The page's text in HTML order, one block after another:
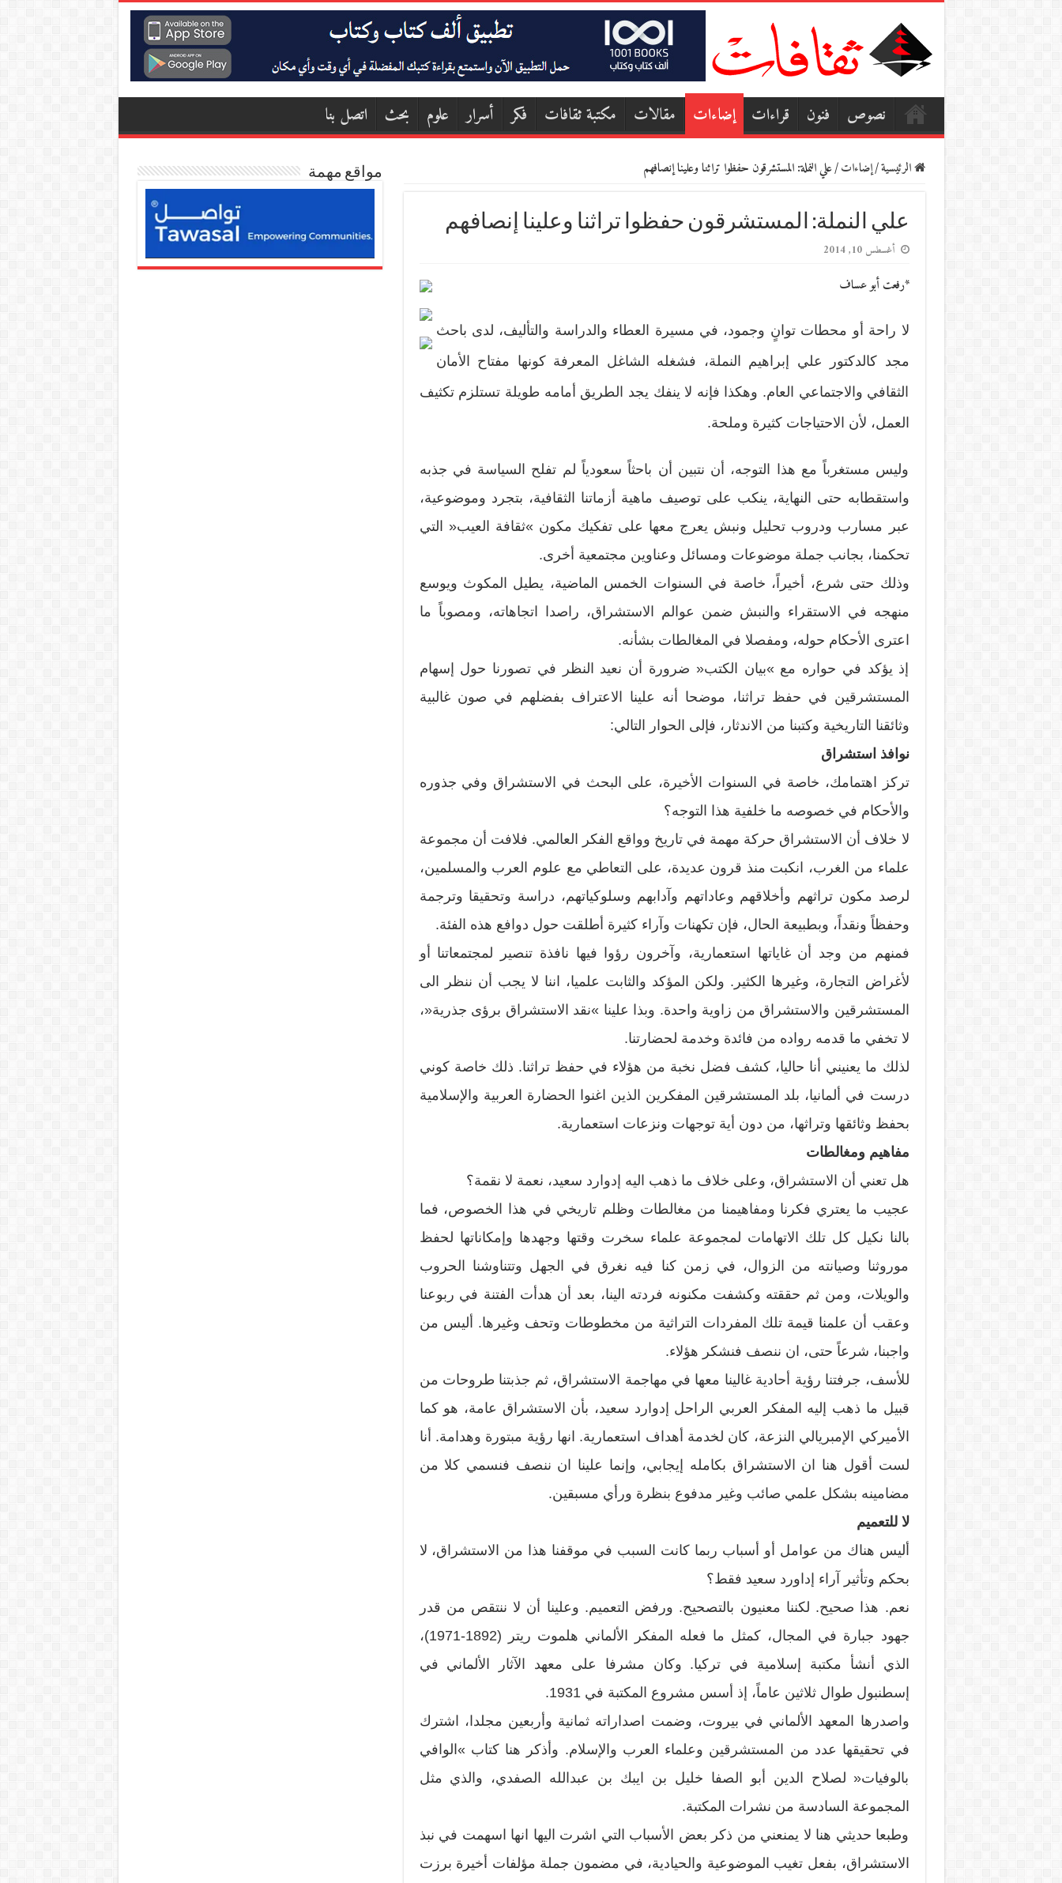
نصوص فنون قراءات إضاءات مقالات مكتبة ثقافات فكر أسرار علوم بحث اتصل بنا
الرئيسية/إضاءات/علي النملة: المستشرقون حفظوا تراثنا وعلينا إنصافهم
علي النملة: المستشرقون حفظوا تراثنا وعلينا إنصافهم
أغسطس 10, 2014
*رفعت أبو عساف
لا راحة أو محطات توانٍ وجمود، في مسيرة العطاء والدراسة والتأليف، لدى باحث
مجد كالدكتور علي إبراهيم النملة، فشغله الشاغل المعرفة كونها مفتاح الأمان
الثقافي والاجتماعي العام. وهكذا فإنه لا ينفك يجد الطريق أمامه طويلة تستلزم تكثيف
العمل، لأن الاحتياجات كثيرة وملحة.
وليس مستغرباً مع هذا التوجه، أن نتبين أن باحثاً سعودياً لم تفلح السياسة في جذبه
واستقطابه حتى النهاية، ينكب على توصيف ماهية أزماتنا الثقافية، بتجرد وموضوعية،
عبر مسارب ودروب تحليل ونبش يعرج معها على تفكيك مكون »ثقافة العيب« التي
تحكمنا، بجانب جملة موضوعات ومسائل وعناوين مجتمعية أخرى.
وذلك حتى شرع، أخيراً، خاصة في السنوات الخمس الماضية، يطيل المكوث ويوسع
منهجه في الاستقراء والنبش ضمن عوالم الاستشراق، راصدا اتجاهاته، ومصوباً ما
اعترى الأحكام حوله، ومفصلا في المغالطات بشأنه.
إذ يؤكد في حواره مع »بيان الكتب« ضرورة أن نعيد النظر في تصورنا حول إسهام
المستشرقين في حفظ تراثنا، موضحا أنه علينا الاعتراف بفضلهم في صون غالبية
وثائقنا التاريخية وكتبنا من الاندثار، فإلى الحوار التالي:
نوافذ استشراق
تركز اهتمامك، خاصة في السنوات الأخيرة، على البحث في الاستشراق وفي جذوره
والأحكام في خصوصه ما خلفية هذا التوجه؟
لا خلاف أن الاستشراق حركة مهمة في تاريخ وواقع الفكر العالمي. فلافت أن مجموعة
علماء من الغرب، انكبت منذ قرون عديدة، على التعاطي مع علوم العرب والمسلمين،
لرصد مكون تراثهم وأخلاقهم وعاداتهم وآدابهم وسلوكياتهم، دراسة وتحقيقا وترجمة
وحفظاً ونقداً، وبطبيعة الحال، فإن تكهنات وآراء كثيرة أطلقت حول دوافع هذه الفئة.
فمنهم من وجد أن غاياتها استعمارية، وآخرون رؤوا فيها نافذة تنصير لمجتمعاتنا أو
لأغراض التجارة، وغيرها الكثير. ولكن المؤكد والثابت علميا، اننا لا يجب أن ننظر الى
المستشرقين والاستشراق من زاوية واحدة. وبذا علينا »نقد الاستشراق برؤى جذرية«،
لا تخفي ما قدمه رواده من فائدة وخدمة لحضارتنا.
لذلك ما يعنيني أنا حاليا، كشف فضل نخبة من هؤلاء في حفظ تراثنا. ذلك خاصة كوني
درست في ألمانيا، بلد المستشرقين المفكرين الذين اغنوا الحضارة العربية والإسلامية
بحفظ وثائقها وتراثها، من دون أية توجهات ونزعات استعمارية.
مفاهيم ومغالطات
هل تعني أن الاستشراق، وعلى خلاف ما ذهب اليه إدوارد سعيد، نعمة لا نقمة؟
عجيب ما يعتري فكرنا ومفاهيمنا من مغالطات وظلم تاريخي في هذا الخصوص، فما
بالنا نكيل كل تلك الاتهامات لمجموعة علماء سخرت وقتها وجهدها وإمكاناتها لحفظ
موروثنا وصيانته من الزوال، في زمن كنا فيه نغرق في الجهل وتتناوشنا الحروب
والويلات، ومن ثم حققته وكشفت مكنونه فردته الينا، بعد أن هدأت الفتنة في ربوعنا
وعقب أن علمنا قيمة تلك المفردات التراثية من مخطوطات وتحف وغيرها. أليس من
واجبنا، شرعاً حتى، ان ننصف فنشكر هؤلاء.
للأسف، جرفتنا رؤية أحادية غالينا معها في مهاجمة الاستشراق، ثم جذبتنا طروحات من
قبيل ما ذهب إليه المفكر العربي الراحل إدوارد سعيد، بأن الاستشراق عامة، هو كما
الأميركي الإمبريالي النزعة، كان لخدمة أهداف استعمارية. انها رؤية مبتورة وهدامة. أنا
لست أقول هنا ان الاستشراق بكامله إيجابي، وإنما علينا ان ننصف فنسمي كلا من
مضامينه بشكل علمي صائب وغير مدفوع بنظرة ورأي مسبقين.
لا للتعميم
أليس هناك من عوامل أو أسباب ربما كانت السبب في موقفنا هذا من الاستشراق، لا
بحكم وتأثير آراء إداورد سعيد فقط؟
نعم. هذا صحيح. لكننا معنيون بالتصحيح. ورفض التعميم. وعلينا أن لا ننتقص من قدر
جهود جبارة في المجال، كمثل ما فعله المفكر الألماني هلموت ريتر (1892-1971)،
الذي أنشأ مكتبة إسلامية في تركيا. وكان مشرفا على معهد الآثار الألماني في
إسطنبول طوال ثلاثين عاماً، إذ أسس مشروع المكتبة في 1931.
واصدرها المعهد الألماني في بيروت، وضمت اصداراته ثمانية وأربعين مجلدا، اشترك
في تحقيقها عدد من المستشرقين وعلماء العرب والإسلام. وأذكر هنا كتاب »الوافي
بالوفيات« لصلاح الدين أبو الصفا خليل بن ايبك بن عبدالله الصفدي، والذي مثل
المجموعة السادسة من نشرات المكتبة.
وطبعا حديثي هنا لا يمنعني من ذكر بعض الأسباب التي اشرت اليها انها اسهمت في نبذ
الاستشراق، بفعل تغيب الموضوعية والحيادية، في مضمون جملة مؤلفات أخيرة برزت
مواقع مهمة